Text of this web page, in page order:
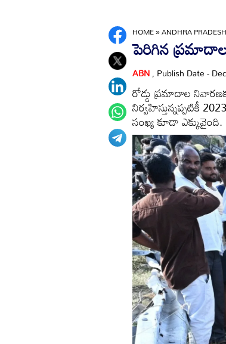
HOME»ANDHRA PRADESH
పెరిగిన
ABN, Publish Date -
రోడ్డు ప్రమాదాల
నిర్వహిస్తున్నప్పటికీ
సంఖ్య కూడా ఎక్కువైంది.